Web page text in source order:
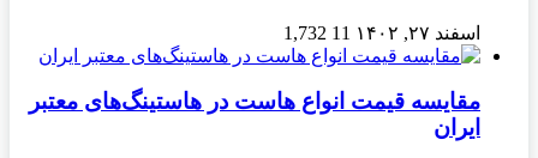
اسفند ۲۷, ۱۴۰۲ 11
1,732
مقایسه قیمت انواع هاست در هاستینگ‌های معتبر
ایران